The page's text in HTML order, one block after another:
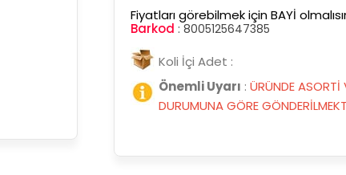
Fiyatları görebilmek için BAYİ
Barkod : 8005125647385
Koli İçi Adet :
Önemli Uyarı : ÜRÜNDE ASORTİ
DURUMUNA GÖRE